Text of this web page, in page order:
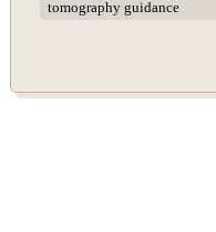
tomography guidance